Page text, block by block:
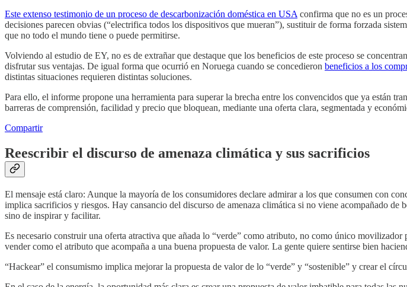
Este extenso testimonio de un proceso de descarbonización doméstica en USA confirma que no es un
decisiones parecen obvias (“electrifica todos los dispositivos que mueran”), sustituir de forma forzada
que no todo el mundo tiene o puede permitirse.
Volviendo al estudio de EY, no es de extrañar que destaque que los beneficios de este proceso se
disfrutar sus ventajas. De igual forma que ocurrió en Noruega cuando se concedieron beneficios a los
distintas situaciones requieren distintas soluciones.
Para ello, el informe propone una herramienta para superar la brecha entre los convencidos que ya
barreras de comprensión, facilidad y precio que bloquean, mediante una oferta clara, segmentada y
Compartir
Reescribir el discurso de amenaza climática y sus sacrificios
El mensaje está claro: Aunque la mayoría de los consumidores declare admirar a los que consumen con
implica sacrificios y riesgos. Hay cansancio del discurso de amenaza climática si no viene acompañado
sino de inspirar y facilitar.
Es necesario construir una oferta atractiva que añada lo “verde” como atributo, no como único
vender como el atributo que acompaña a una buena propuesta de valor. La gente quiere sentirse bien
“Hackear” el consumismo implica mejorar la propuesta de valor de lo “verde” y “sostenible” y crear el